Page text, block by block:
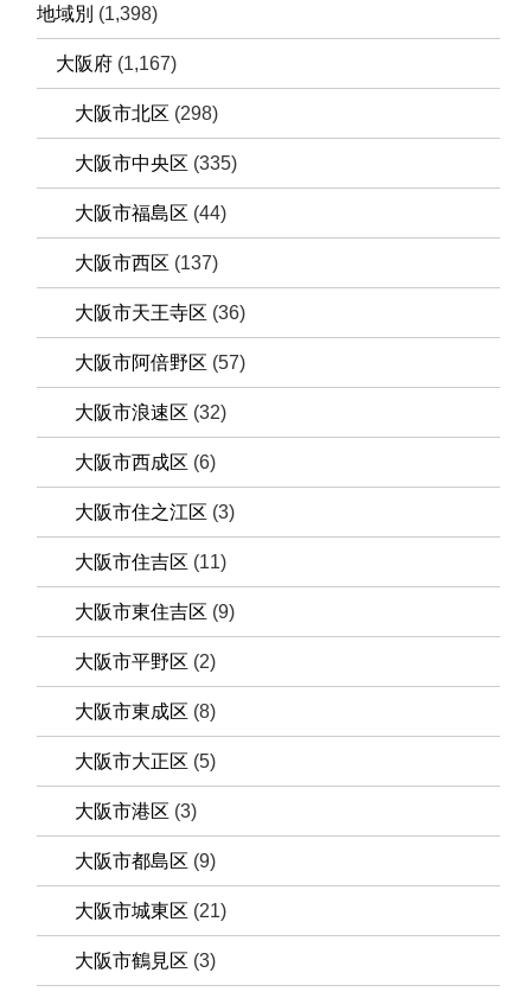
地域別 (1,398)
大阪府 (1,167)
大阪市北区 (298)
大阪市中央区 (335)
大阪市福島区 (44)
大阪市西区 (137)
大阪市天王寺区 (36)
大阪市阿倍野区 (57)
大阪市浪速区 (32)
大阪市西成区 (6)
大阪市住之江区 (3)
大阪市住吉区 (11)
大阪市東住吉区 (9)
大阪市平野区 (2)
大阪市東成区 (8)
大阪市大正区 (5)
大阪市港区 (3)
大阪市都島区 (9)
大阪市城東区 (21)
大阪市鶴見区 (3)